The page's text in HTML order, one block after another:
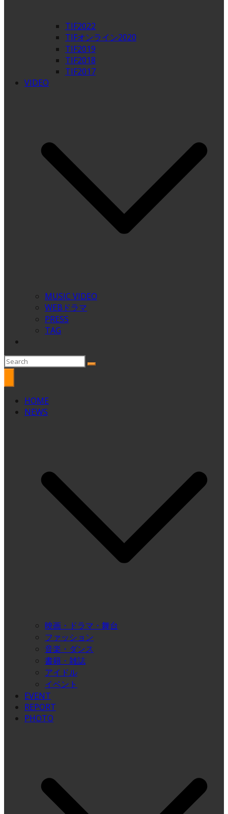
TIF2022
TIFオンライン2020
TIF2019
TIF2018
TIF2017
VIDEO
MUSIC VIDEO
WEBドラマ
PRESS
TAG
HOME
NEWS
映画・ドラマ・舞台
ファッション
音楽・ダンス
書籍・雑誌
アイドル
イベント
EVENT
REPORT
PHOTO